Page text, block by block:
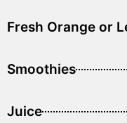
Fresh Orange or
Smoothies
Juice